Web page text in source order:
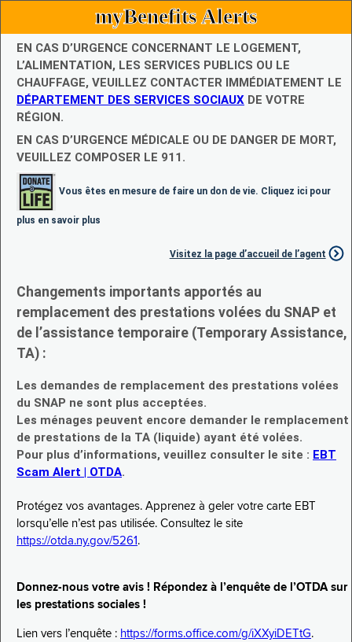
myBenefits Alerts
EN CAS D’URGENCE CONCERNANT LE LOGEMENT,
L’ALIMENTATION, LES SERVICES PUBLICS OU LE
CHAUFFAGE, VEUILLEZ CONTACTER IMMÉDIATEMENT LE
DÉPARTEMENT DES SERVICES SOCIAUX DE VOTRE
RÉGION.
EN CAS D’URGENCE MÉDICALE OU DE DANGER DE MORT,
VEUILLEZ COMPOSER LE 911.
Vous êtes en mesure de faire un don de vie. Cliquez ici pour
plus en savoir plus
Visitez la page d’accueil de l’agent
Changements importants apportés au
remplacement des prestations volées du SNAP et
de l’assistance temporaire (Temporary Assistance,
TA) :
Les demandes de remplacement des prestations volées
du SNAP ne sont plus acceptées.
Les ménages peuvent encore demander le remplacement
de prestations de la TA (liquide) ayant été volées.
Pour plus d’informations, veuillez consulter le site : EBT
Scam Alert | OTDA.
Protégez vos avantages. Apprenez à geler votre carte EBT
lorsqu’elle n’est pas utilisée. Consultez le site
https://otda.ny.gov/5261 .
Donnez-nous votre avis ! Répondez à l’enquête de l’OTDA sur
les prestations sociales !
Lien vers l’enquête : https://forms.office.com/g/iXXyiDETtG.